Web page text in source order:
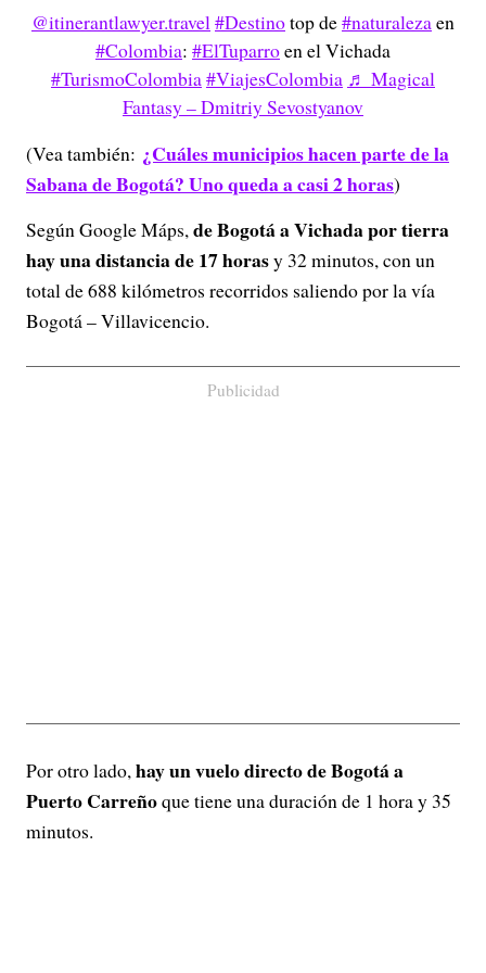
@itinerantlawyer.travel#Destinotop de#naturalezaen
#Colombia: #ElTuparroen el Vichada
#TurismoColombia#ViajesColombia ♬ Magical
Fantasy – Dmitriy Sevostyanov
(Vea también: ¿Cuáles municipios hacen parte de la
Sabana de Bogotá? Uno queda a casi 2 horas)
Según Google Máps,de Bogotá a Vichada por tierra
hay una distancia de 17 horasy 32 minutos, con un
total de 688 kilómetros recorridos saliendo por la vía
Bogotá – Villavicencio.
Publicidad
Por otro lado,hay un vuelo directo de Bogotá a
Puerto Carreñoque tiene una duración de 1 hora y 35
minutos.